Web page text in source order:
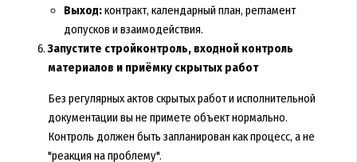
Выход:контракт, календарный план, регламент
допусков и взаимодействия.
Запустите стройконтроль, входной контроль
материалов и приёмку скрытых работ
Без регулярных актов скрытых работ и исполнительной
документации вы не примете объект нормально.
Контроль должен быть запланирован как процесс, а не
"реакция на проблему".